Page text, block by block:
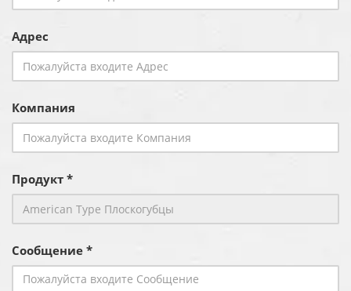
Адрес
Компания
Продукт *
Сообщение *